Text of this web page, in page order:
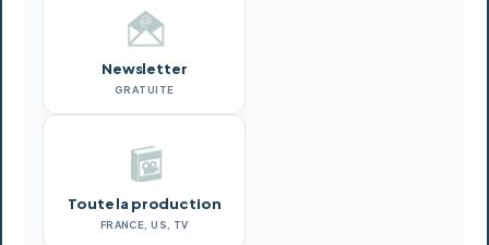
Newsletter
GRATUITE
Toute la production
FRANCE, US, TV